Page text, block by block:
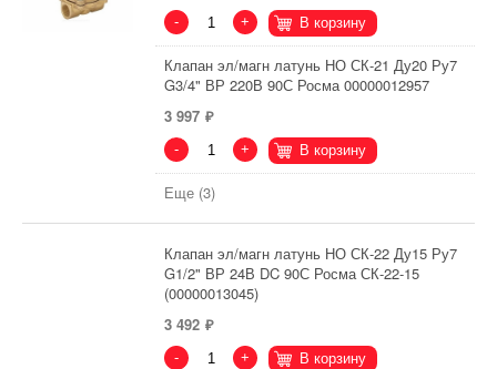
- + В корзину
Клапан эл/магн латунь НО СК-21 Ду20 Ру7
G3/4" ВР 220В 90С Росма 00000012957
3 997
- + В корзину
Еще (3)
Клапан эл/магн латунь НО СК-22 Ду15 Ру7
G1/2" ВР 24В DC 90С Росма СК-22-15
(00000013045)
3 492
- + В корзину